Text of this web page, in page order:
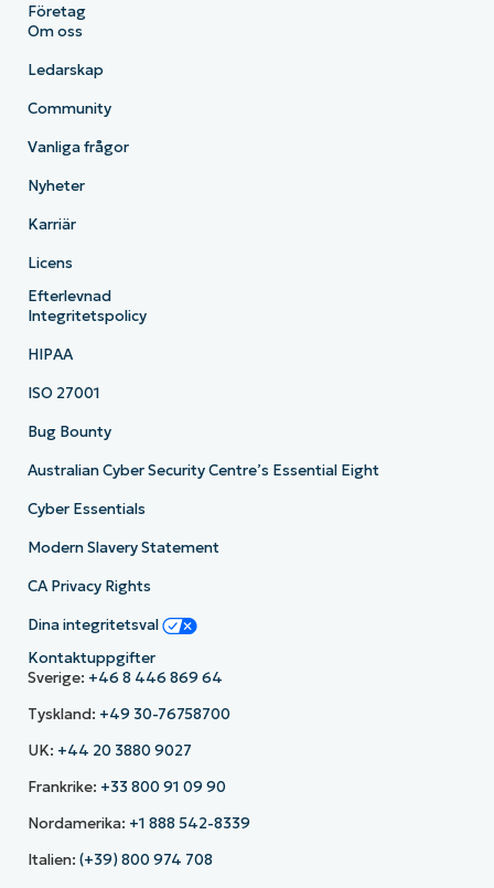
Företag
Om oss
Ledarskap
Community
Vanliga frågor
Nyheter
Karriär
Licens
Efterlevnad
Integritetspolicy
HIPAA
ISO 27001
Bug Bounty
Australian Cyber Security Centre’s Essential Eight
Cyber Essentials
Modern Slavery Statement
CA Privacy Rights
Dina integritetsval
Kontaktuppgifter
Sverige: +46 8 446 869 64
Tyskland: +49 30-76758700
UK: +44 20 3880 9027
Frankrike: +33 800 91 09 90
Nordamerika: +1 888 542-8339
Italien: (+39) 800 974 708